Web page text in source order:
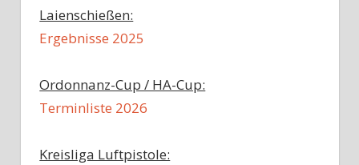
Laienschießen:
Ergebnisse 2025
Ordonnanz-Cup / HA-Cup:
Terminliste 2026
Kreisliga Luftpistole: